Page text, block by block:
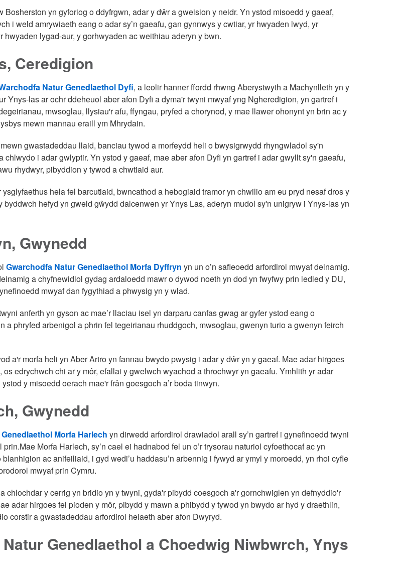
Bosherston yn gyforiog o ddyfrgwn, adar y dŵr a gweision y neidr. Yn ystod misoedd y gaeaf,
i weld amrywiaeth eang o adar sy’n gaeafu, gan gynnwys y cwtiar, yr hwyaden lwyd, yr
hwyaden lygad-aur, y gorhwyaden ac weithiau aderyn y bwn.
Ceredigion
Natur Genedlaethol Dyfi, a leolir hanner ffordd rhwng Aberystwyth a Machynlleth yn y
Ynys-las ar ochr ddeheuol aber afon Dyfi a dyma'r twyni mwyaf yng Ngheredigion, yn gartref i
mwsoglau, llysiau'r afu, ffyngau, pryfed a chorynod, y mae llawer ohonynt yn brin ac y
mewn mannau eraill ym Mhrydain.
gwastadeddau llaid, banciau tywod a morfeydd heli o bwysigrwydd rhyngwladol sy'n
chlwydo i adar gwlyptir. Yn ystod y gaeaf, mae aber afon Dyfi yn gartref i adar gwyllt sy'n gaeafu,
rhydwyr, pibyddion y tywod a chwtiaid aur.
hela fel barcutiaid, bwncathod a hebogiaid tramor yn chwilio am eu pryd nesaf dros y
byddwch hefyd yn gweld gŵydd dalcenwen yr Ynys Las, aderyn mudol sy'n unigryw i Ynys-las yn
Gwynedd
Gwarchodfa Natur Genedlaethol Morfa Dyffryn yn un o’n safleoedd arfordirol mwyaf deinamig.
a chyfnewidiol gydag ardaloedd mawr o dywod noeth yn dod yn fwyfwy prin ledled y DU,
mwyaf dan fygythiad a phwysig yn y wlad.
anferth yn gyson ac mae’r llaciau isel yn darparu canfas gwag ar gyfer ystod eang o
a phryfed arbenigol a phrin fel tegeirianau rhuddgoch, mwsoglau, gwenyn turio a gwenyn feirch
a'r morfa heli yn Aber Artro yn fannau bwydo pwysig i adar y dŵr yn y gaeaf. Mae adar hirgoes
os edrychwch chi ar y môr, efallai y gwelwch wyachod a throchwyr yn gaeafu. Ymhlith yr adar
y misoedd oerach mae'r frân goesgoch a’r boda tinwyn.
Gwynedd
Morfa Harlech yn dirwedd arfordirol drawiadol arall sy’n gartref i gynefinoedd twyni
Morfa Harlech, sy’n cael ei hadnabod fel un o’r trysorau naturiol cyfoethocaf ac yn
ac anifeiliaid, i gyd wedi’u haddasu’n arbennig i fywyd ar ymyl y moroedd, yn rhoi cyfle
mwyaf prin Cymru.
chlochdar y cerrig yn bridio yn y twyni, gyda'r pibydd coesgoch a'r gornchwiglen yn defnyddio'r
adar hirgoes fel pioden y môr, pibydd y mawn a phibydd y tywod yn bwydo ar hyd y draethlin,
corstir a gwastadeddau arfordirol helaeth aber afon Dwyryd.
Genedlaethol a Choedwig Niwbwrch, Ynys